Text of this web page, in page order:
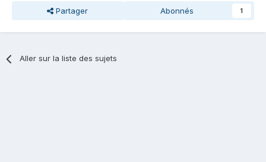
Partager Abonnés 1
Aller sur la liste des sujets